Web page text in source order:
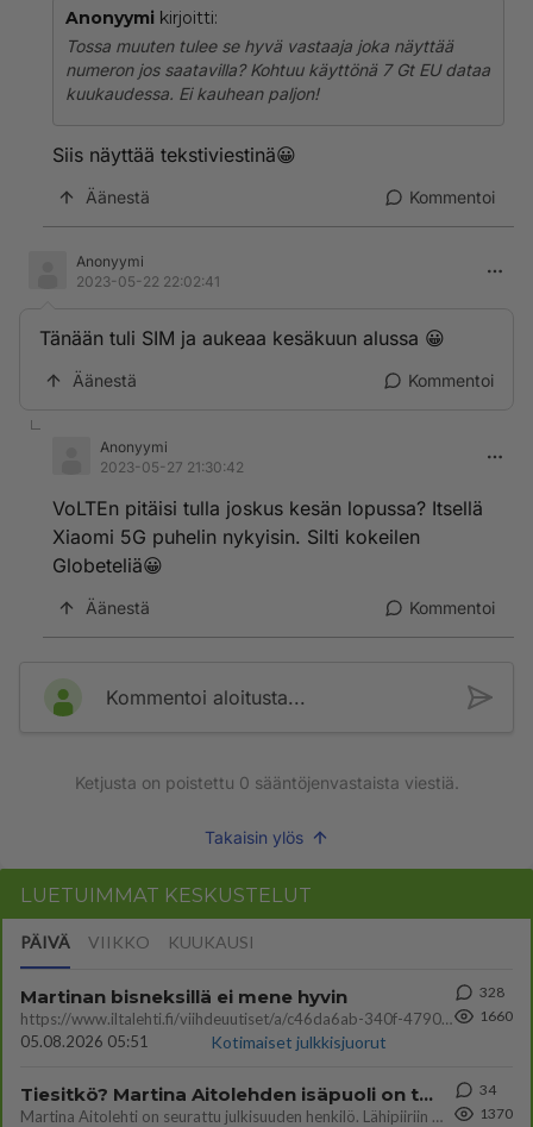
Anonyymi kirjoitti:
Tossa muuten tulee se hyvä vastaaja joka näyttää
numeron jos saatavilla? Kohtuu käyttönä 7 Gt EU dataa
kuukaudessa. Ei kauhean paljon!
Siis näyttää tekstiviestinä😀
Äänestä Kommentoi
Anonyymi
2023-05-22 22:02:41
Tänään tuli SIM ja aukeaa kesäkuun alussa 😀
Äänestä Kommentoi
Anonyymi
2023-05-27 21:30:42
VoLTEn pitäisi tulla joskus kesän lopussa? Itsellä
Xiaomi 5G puhelin nykyisin. Silti kokeilen
Globeteliä😀
Äänestä Kommentoi
Kommentoi aloitusta...
Ketjusta on poistettu 0 sääntöjenvastaista viestiä.
Takaisin ylös
LUETUIMMAT KESKUSTELUT
PÄIVÄ VIIKKO KUUKAUSI
Martinan bisneksillä ei mene hyvin
https://www.iltalehti.fi/viihdeuutiset/a/c46da6ab-340f-4790-aaa7-0865eed2336 Yrityksen konkurssihakemus on tullut kärä
05.08.2026 05:51
Kotimaiset julkkisjuorut
328
1660
Tiesitkö? Martina Aitolehden isäpuoli on tämä suosittu laulaja
Martina Aitolehti on seurattu julkisuuden henkilö. Lähipiiriin mahtuu muitakin tunnettuja henkilöitä. Tiesitkö, että Ma
34
1370